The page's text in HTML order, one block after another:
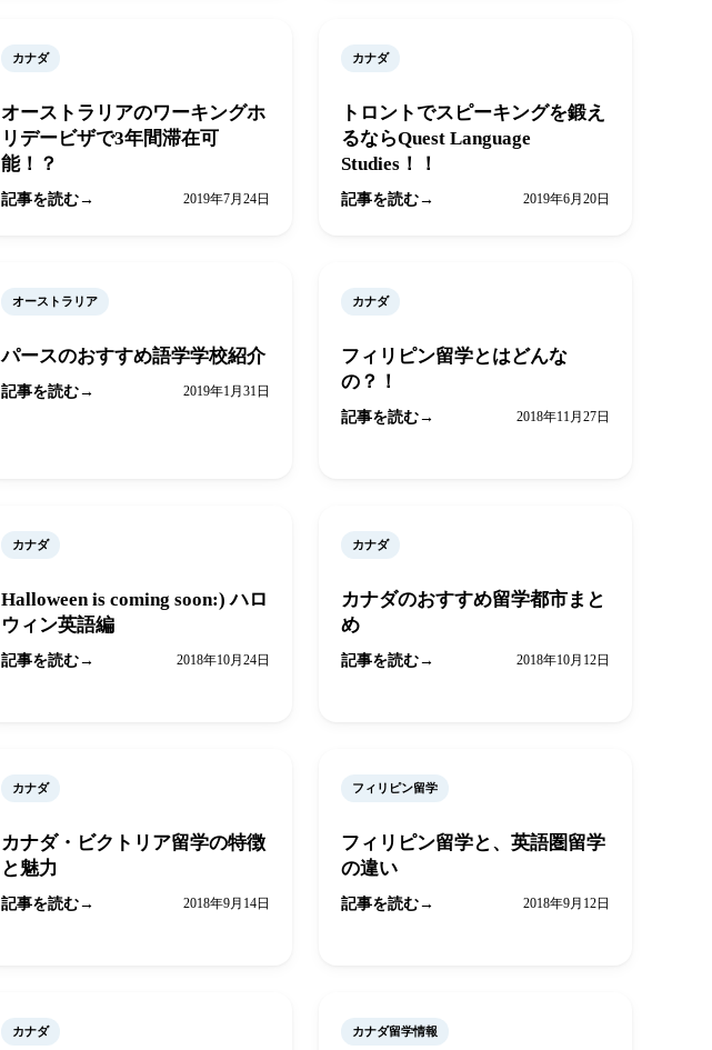
カナダ
オーストラリアのワーキングホ
リデービザで3年間滞在可
能！？
記事を読む 2019年7月24日
カナダ
トロントでスピーキングを鍛え
るならQuest Language
Studies！！
記事を読む 2019年6月20日
オーストラリア
パースのおすすめ語学学校紹介
記事を読む 2019年1月31日
カナダ
フィリピン留学とはどんな
の？！
記事を読む 2018年11月27日
カナダ
Halloween is coming soon:) ハロ
ウィン英語編
記事を読む 2018年10月24日
カナダ
カナダのおすすめ留学都市まと
め
記事を読む 2018年10月12日
カナダ
カナダ・ビクトリア留学の特徴
と魅力
記事を読む 2018年9月14日
フィリピン留学
フィリピン留学と、英語圏留学
の違い
記事を読む 2018年9月12日
カナダ カナダ留学情報